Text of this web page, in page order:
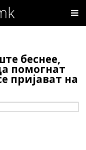
беснее,
помогнат
пријават на